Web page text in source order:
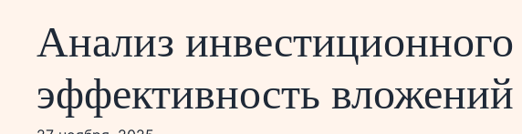
Анализ
эффективность